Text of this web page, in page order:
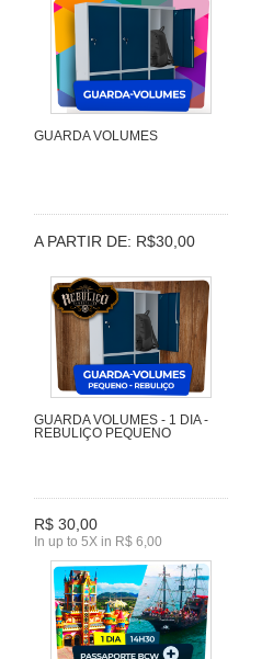
GUARDA VOLUMES
A PARTIR DE: R$30,00
GUARDA VOLUMES - 1 DIA -
REBULIÇO PEQUENO
R$ 30,00
In up to 5X in R$ 6,00